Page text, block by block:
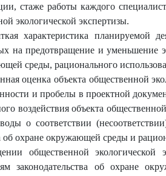
стаже работы каждого
экологической экспертизы.
характеристика планируемой
предотвращение и уменьшение
среды, рационального
оценка объекта общественной
и пробелы в проектной
воздействия объекта
о соответствии
об охране окружающей среды и
общественной экологической
законодательства об охране